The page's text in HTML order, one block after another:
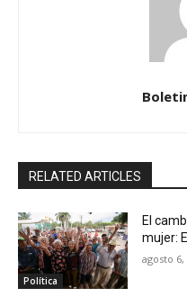
RELATED ARTICLES
Política
El
mujer:
agosto 6,